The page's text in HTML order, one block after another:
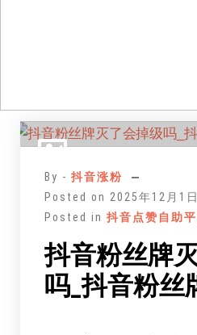
By - 抖音涨粉
Posted on 2025年12月1日
Posted in 抖音点赞自助平
抖音粉丝牌
吗_抖音粉丝